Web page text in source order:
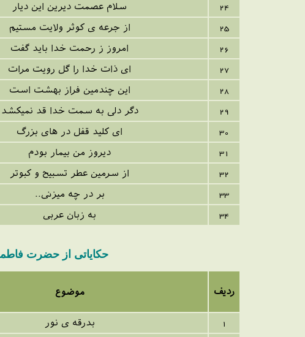
24
سلام عصمت دیرین این دیار
25
از جرعه ی کوثر ولایت مستیم
26
امروز ز رحمت خدا باید گفت
27
ای ذات خدا را گل رویت مرات
28
این چندمین فراز بهشت است
29
دگر دلی به سمت خدا قد نمیکشد
30
ای کلید قفل در های بزرگ
31
دیروز من بیمار بودم
32
از سرمین عطر تسبیح و کبوتر
33
بر در چه میزنی..
34
به زبان عربی
حکایاتی از حضرت
ردیف موضوع
1 بدرقه ی نور